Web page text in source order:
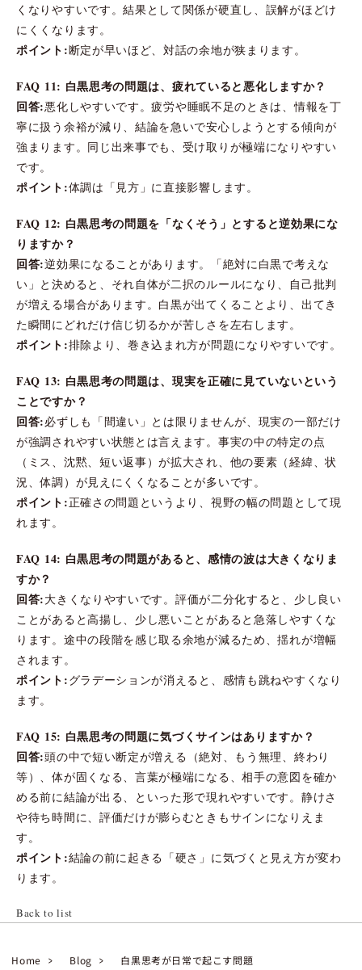
くなりやすいです。結果として関係が硬直し、誤解がほどけ
にくくなります。
ポイント:断定が早いほど、対話の余地が狭まります。
FAQ 11: 白黒思考の問題は、疲れていると悪化しますか？
回答:悪化しやすいです。疲労や睡眠不足のときは、情報を丁
寧に扱う余裕が減り、結論を急いで安心しようとする傾向が
強まります。同じ出来事でも、受け取りが極端になりやすい
です。
ポイント:体調は「見方」に直接影響します。
FAQ 12: 白黒思考の問題を「なくそう」とすると逆効果にな
りますか？
回答:逆効果になることがあります。「絶対に白黒で考えな
い」と決めると、それ自体が二択のルールになり、自己批判
が増える場合があります。白黒が出てくることより、出てき
た瞬間にどれだけ信じ切るかが苦しさを左右します。
ポイント:排除より、巻き込まれ方が問題になりやすいです。
FAQ 13: 白黒思考の問題は、現実を正確に見ていないという
ことですか？
回答:必ずしも「間違い」とは限りませんが、現実の一部だけ
が強調されやすい状態とは言えます。事実の中の特定の点
（ミス、沈黙、短い返事）が拡大され、他の要素（経緯、状
況、体調）が見えにくくなることが多いです。
ポイント:正確さの問題というより、視野の幅の問題として現
れます。
FAQ 14: 白黒思考の問題があると、感情の波は大きくなりま
すか？
回答:大きくなりやすいです。評価が二分化すると、少し良い
ことがあると高揚し、少し悪いことがあると急落しやすくな
ります。途中の段階を感じ取る余地が減るため、揺れが増幅
されます。
ポイント:グラデーションが消えると、感情も跳ねやすくなり
ます。
FAQ 15: 白黒思考の問題に気づくサインはありますか？
回答:頭の中で短い断定が増える（絶対、もう無理、終わり
等）、体が固くなる、言葉が極端になる、相手の意図を確か
める前に結論が出る、といった形で現れやすいです。静けさ
や待ち時間に、評価だけが膨らむときもサインになりえま
す。
ポイント:結論の前に起きる「硬さ」に気づくと見え方が変わ
ります。
Back to list
Home Blog 白黒思考が日常で起こす問題